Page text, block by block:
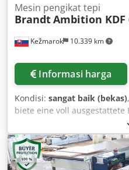
Kežmarok 10.339 km
Mesin pengikat tepi
BrandtAmbition KDF
Informasi harga
Kondisi: sangat baik (bekas)
biete eine voll ausgestattete
BRANDT Optimat KDF 650
an. Ausstattung: -
verstellbare Fügefräseinheit
Kleber -